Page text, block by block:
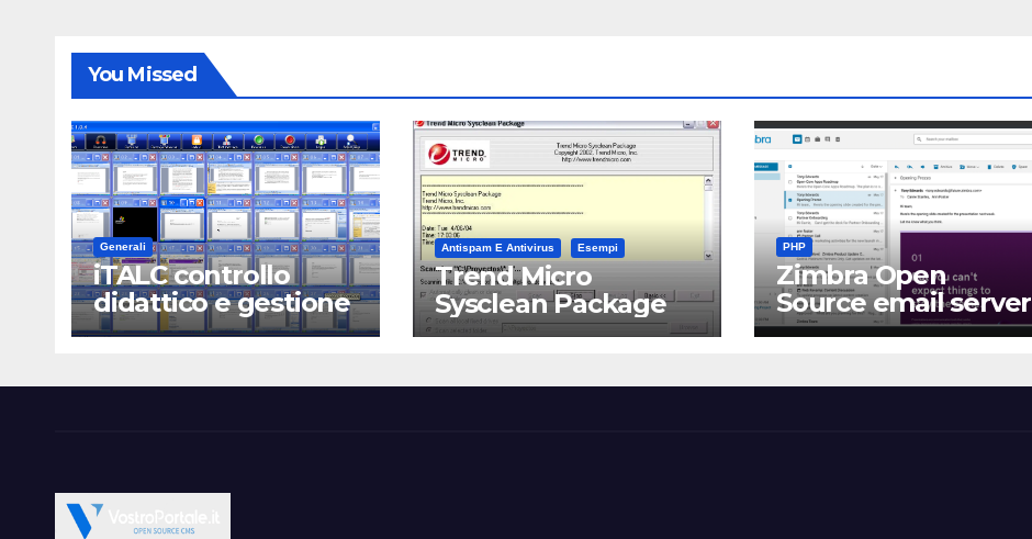
You Missed
Generali
iTALC controllo
didattico e gestione
LAN scolastica
Antispam E Antivirus Esempi
Trend Micro
Sysclean Package
PHP
Zimbra Open
Source email server
software